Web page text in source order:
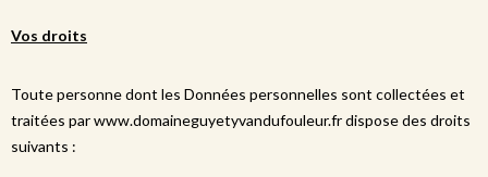
Vos droits
Toute personne dont les Données personnelles sont collectées et
traitées par www.domaineguyetyvandufouleur.fr dispose des droits
suivants :